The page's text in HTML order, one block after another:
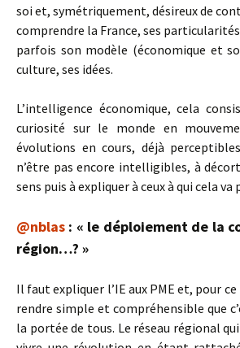
soi et, symétriquement, désireux de
comprendre la France, ses
parfois son modèle (économique et
culture, ses idées.
L’intelligence économique, cela
curiosité sur le monde en
évolutions en cours, déjà
n’être pas encore intelligibles, à
sens puis à expliquer à ceux à qui cela
@nblas : « le déploiement de la
région…? »
Il faut expliquer l’IE aux PME et, pour
rendre simple et compréhensible que
la portée de tous. Le réseau régional